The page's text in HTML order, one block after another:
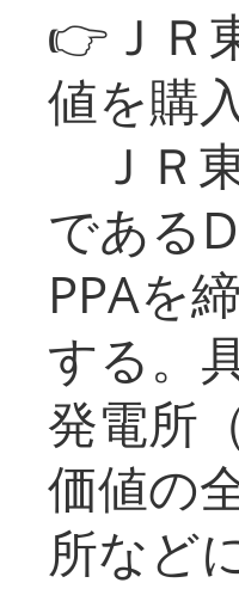
👉ＪＲ
値を購
ＪＲ
である
PPAを
する。
発電所
価値の
所など